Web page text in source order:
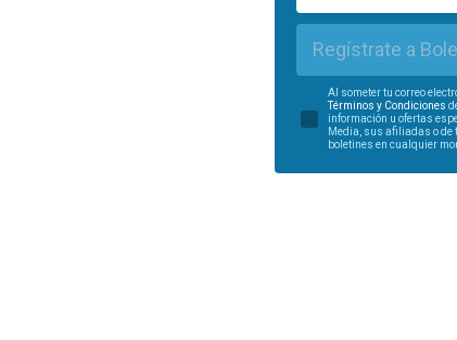
Regístrate a
Al someter tu correo
Términos y Condiciones
información u ofertas
Media, sus afiliadas o de
boletines en cualquier